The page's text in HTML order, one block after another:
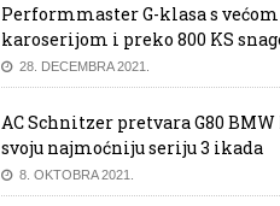
Performmaster G-klasa s većom
karoserijom i preko 800 KS
28. DECEMBRA 2021.
AC Schnitzer pretvara G80 BMW
svoju najmoćniju seriju 3 ikada
8. OKTOBRA 2021.